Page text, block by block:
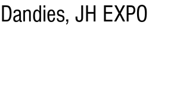
Dandies, JH EXPO